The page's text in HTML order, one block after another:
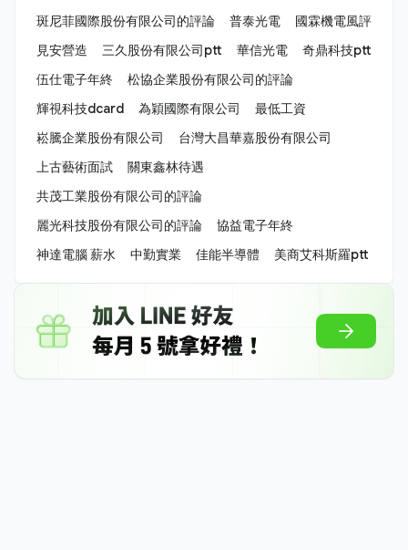
斑尼菲國際股份有限公司的評論
普泰光電
國霖機電風評
見安營造
三久股份有限公司ptt 華信光電
奇鼎科技ptt
伍仕電子年終
松協企業股份有限公司的評論
輝視科技dcard
為穎國際有限公司
最低工資
崧騰企業股份有限公司
台灣大昌華嘉股份有限公司
上古藝術面試
關東鑫林待遇
共茂工業股份有限公司的評論
麗光科技股份有限公司的評論
協益電子年終
神達電腦 薪水
中勤實業 佳能半導體 美商艾科斯羅ptt